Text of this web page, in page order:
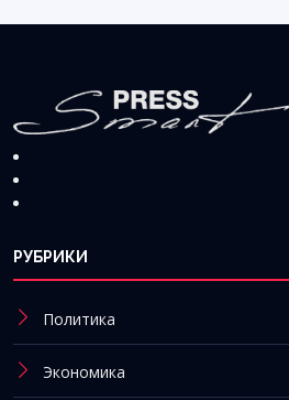
РУБРИКИ
Политика
Экономика